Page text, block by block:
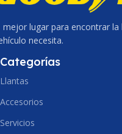
PROCEDENCIA KOR
mejor lugar para encontrar
necesita.
Categorías
Llantas
Accesorios
Servicios